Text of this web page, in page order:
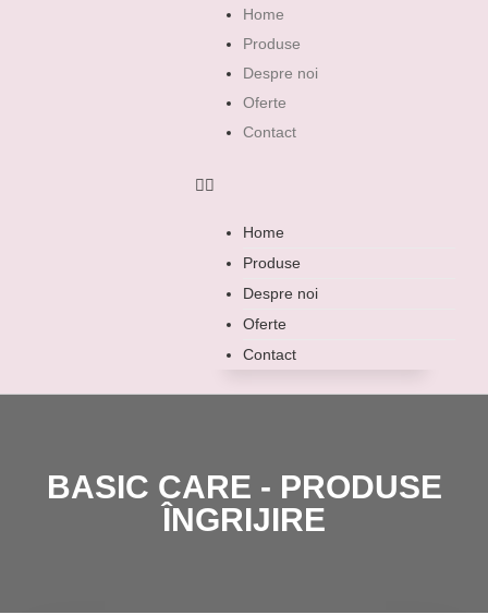
Home
Produse
Despre noi
Oferte
Contact
Home
Produse
Despre noi
Oferte
Contact
BASIC CARE - PRODUSE
ÎNGRIJIRE